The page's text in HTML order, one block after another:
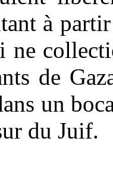
à
de
un
du Juif.